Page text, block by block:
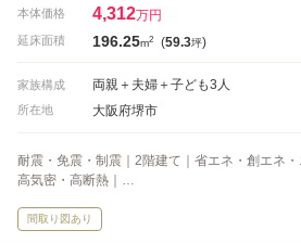
本体価格 4,312万円
延床面積 196.25m2 (59.3坪)
家族構成 両親＋夫婦＋子ども3人
所在地 大阪府堺市
耐震・免震・制震｜2階建て｜省エネ・創エネ
高気密・高断熱｜…
間取り図あり